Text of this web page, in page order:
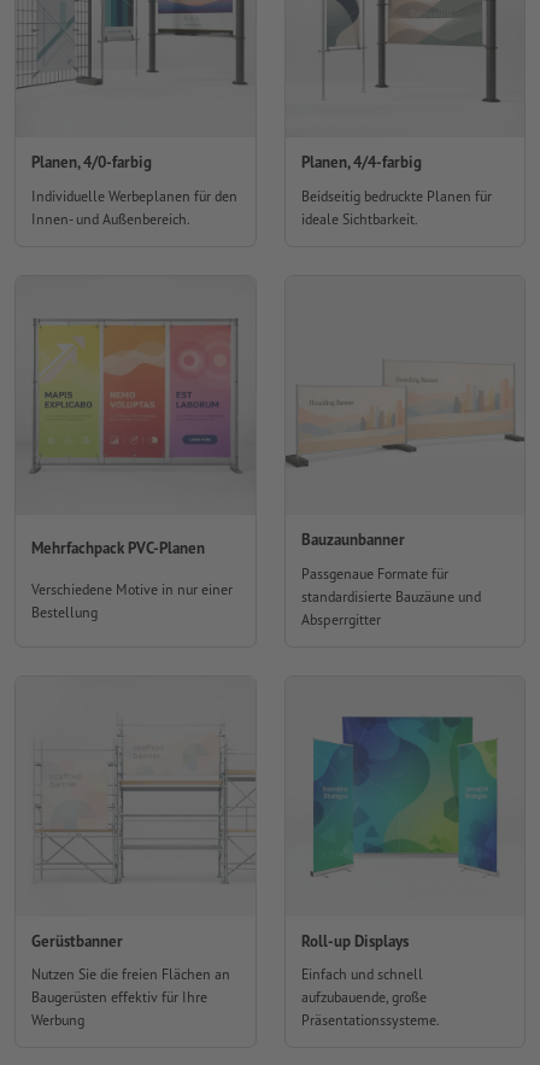
Planen, 4/0-farbig
Individuelle Werbeplanen für den
Innen- und Außenbereich.
Planen, 4/4-farbig
Beidseitig bedruckte Planen für
ideale Sichtbarkeit.
Mehrfachpack PVC-Planen
Verschiedene Motive in nur einer
Bestellung
Bauzaunbanner
Passgenaue Formate für
standardisierte Bauzäune und
Absperrgitter
Gerüstbanner
Nutzen Sie die freien Flächen an
Baugerüsten effektiv für Ihre
Werbung
Roll-up Displays
Einfach und schnell
aufzubauende, große
Präsentationssysteme.